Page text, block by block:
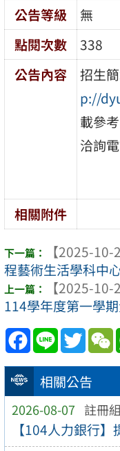
相關公告
2026-08-07 註冊組
【104人力銀行
公告等級
無
點閱次數
338
公告內容
招生
p://
載參考
洽詢
相關附件
【2025-10-
程藝術生活學科中
【2025-10-
114學年度第一學
Facebook
Line